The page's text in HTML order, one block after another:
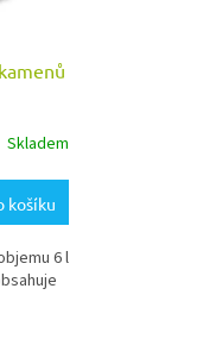
Skladem
košíku
6 l